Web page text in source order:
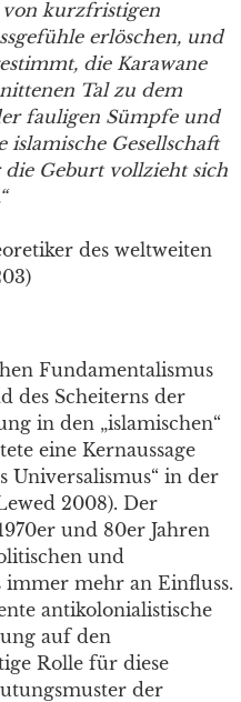
kurzfristigen
erlöschen, und
die Karawane
Tal zu dem
fauligen Sümpfe und
Gesellschaft
die Geburt vollzieht sich
des weltweiten
Fundamentalismus
des Scheiterns der
in den „islamischen“
eine Kernaussage
Universalismus“ in der
2008). Der
und 80er Jahren
und
immer mehr an Einfluss.
antikolonialistische
auf den
Rolle für diese
der